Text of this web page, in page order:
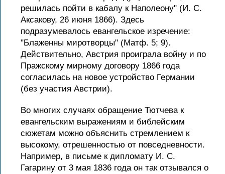
решилась пойти в кабалу к Наполеону" (И. С.
Аксакову, 26 июня 1866). Здесь
подразумевалось евангельское изречение:
"Блаженны миротворцы" (Матф. 5; 9).
Действительно, Австрия проиграла войну и по
Пражскому мирному договору 1866 года
согласилась на новое устройство Германии
(без участия Австрии).
Во многих случаях обращение Тютчева к
евангельским выражениям и библейским
сюжетам можно объяснить стремлением к
высокому, отрешенностью от повседневности.
Например, в письме к дипломату И. С.
Гагарину от 3 мая 1836 года он так отзывался о